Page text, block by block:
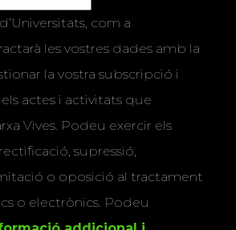
com a
les vostres dades amb la
la vostra subscripció i
actes i activitats que
Vives. Podeu exercir els
supressió,
o oposició al tractament
o electrònics. Podeu